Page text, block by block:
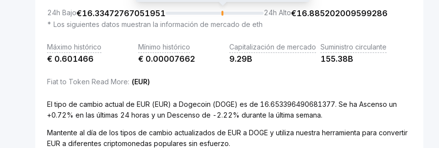
24h Bajo€16.33472767051951 24h Alto€16.885202009599286
* Los siguientes datos muestran la información de mercado de eth
Máximo histórico
€ 0.601466
Mínimo histórico
€ 0.00007662
Capitalización de mercado
9.29B
Suministro circulante
155.38B
Fiat to Token Read More: (EUR)
El tipo de cambio actual de EUR (EUR) a Dogecoin (DOGE) es de 16.653396490681377. Se ha Ascenso un
+0.72% en las últimas 24 horas y un Descenso de -2.22% durante la última semana.
Mantente al día de los tipos de cambio actualizados de EUR a DOGE y utiliza nuestra herramienta para convertir
EUR a diferentes criptomonedas populares sin esfuerzo.